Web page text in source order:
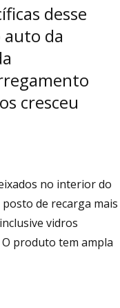
desse
da
cresceu
no interior do
de recarga mais
vidros
produto tem ampla